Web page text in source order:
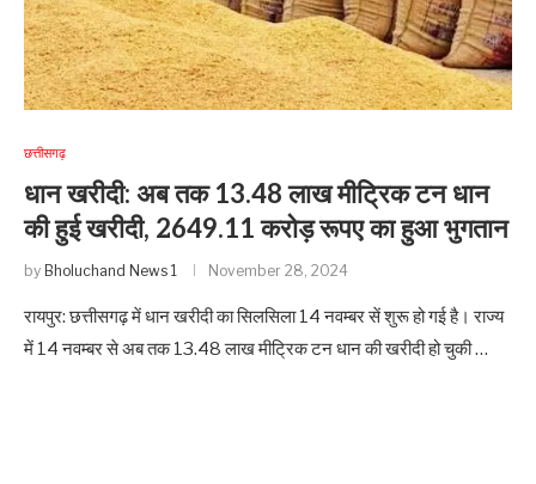
छत्तीसगढ़
धान खरीदी: अब तक 13.48 लाख मीट्रिक टन धान
की हुई खरीदी, 2649.11 करोड़ रूपए का हुआ भुगतान
by Bholuchand News 1 November 28, 2024
रायपुर: छत्तीसगढ़ में धान खरीदी का सिलसिला 14 नवम्बर सें शुरू हो गई है। राज्य
में 14 नवम्बर से अब तक 13.48 लाख मीट्रिक टन धान की खरीदी हो चुकी …